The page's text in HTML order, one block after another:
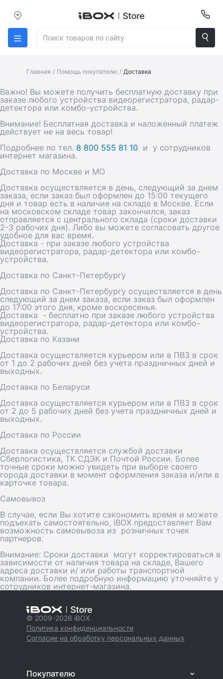
Главная / Помощь покупателю / Доставка
Важно! Вы можете получить бесплатную доставку при
заказе любого устройства видеорегистратора, радар-
детектора или комбо-устройства.
Внимание! Бесплатная доставка и наложенный платеж
действует не на весь товар!
Подробнее по тел. 8 800 555 81 10 и у сотрудников
интернет магазина.
Доставка по Москве и МО
Доставка осуществляется в день, следующий за днем
заказа, если заказ был оформлен до 15:00 текущего
дня и товар есть в наличие на складе в Москве. Если
на московском складе товар закончился, заказ
отправляется с центрального склада (сроки доставки
2-3 рабочих дня). Либо вы можете согласовать другое
удобное для вас время.
Доставка - при заказе любого устройства
видеорегистратора, радар-детектора или комбо-
устройства.
Доставка по Санкт-Петербургу
Доставка по Санкт-Петербургу осуществляется в день
следующий за днем заказа, если заказ был оформлен
до 17:00 этого дня, кроме воскресенья.
Доставка - бесплатно при заказе любого устройства
видеорегистратора, радар-детектора или комбо-
устройства.
Доставка по Казани
Доставка осуществляется курьером или в ПВЗ в срок
от 1 до 2 рабочих дней без учета праздничных дней и
выходных.
Доставка по Беларуси
Доставка осуществляется курьером или в ПВЗ в срок
от 2 до 5 рабочих дней без учета праздничных дней и
выходных.
Доставка по России
Доставка осуществляется службой доставки
Сберлогистика, ТК СДЭК и Почтой России. Более
точные сроки можно увидеть при выборе своего
города доставки в момент оформления заказа и/или в
карточке товара.
Самовывоз
В случае, если Вы хотите сэкономить время и можете
подъехать самостоятельно, iBOX предоставляет Вам
возможность самовывоза из розничных точек
партнеров.
Внимание: Сроки доставки могут корректироваться в
зависимости от наличия товара на складе, Вашего
адреса доставки и/ или работы транспортной
компании. Более подробную информацию уточняйте у
сотрудников интернет-магазина.
© 2009-2026 iBOX
Политика конфиденциальности
Согласие на обработку персональных данных
Покупателю